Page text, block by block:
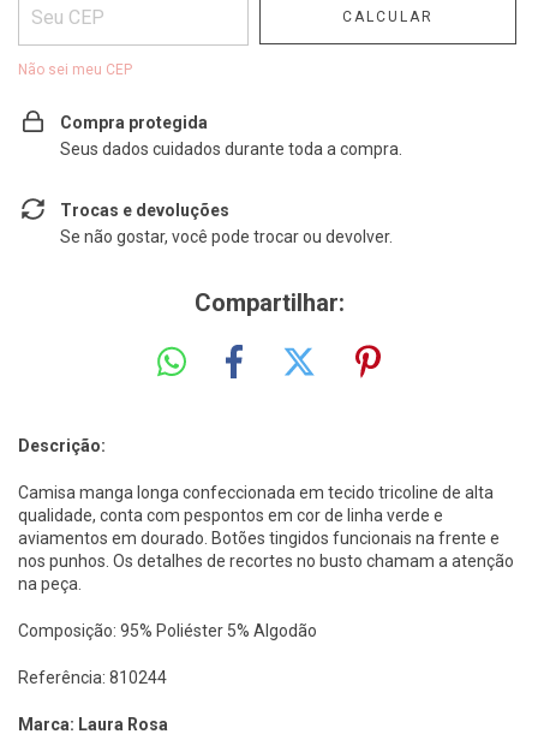
CALCULAR
Não sei meu CEP
Compra protegida
Seus dados cuidados durante toda a compra.
Trocas e devoluções
Se não gostar, você pode trocar ou devolver.
Compartilhar:
Descrição:
Camisa manga longa confeccionada em tecido tricoline de alta
qualidade, conta com pespontos em cor de linha verde e
aviamentos em dourado. Botões tingidos funcionais na frente e
nos punhos. Os detalhes de recortes no busto chamam a atenção
na peça.
Composição: 95% Poliéster 5% Algodão
Referência: 810244
Marca: Laura Rosa